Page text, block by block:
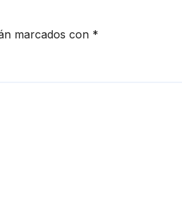
marcados con *